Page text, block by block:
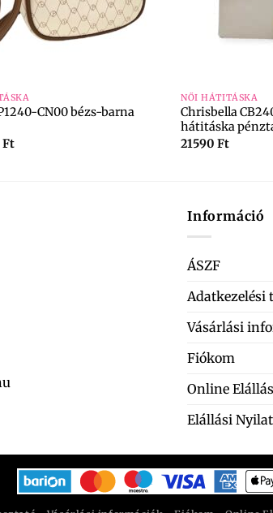
CN00 bézs-barna
Ft
NŐI HÁTITÁSKA
Chrisbella
hátitáska
21590Ft
Információ
ÁSZF
Adatkezelési
Vásárlási
Fiókom
Online
Elállási